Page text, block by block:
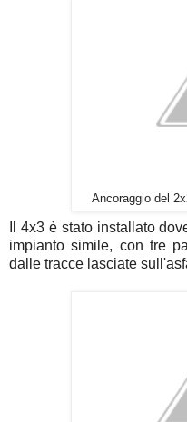
Ancoraggio del
Il 4x3 è stato installato
impianto simile, con tre
dalle tracce lasciate